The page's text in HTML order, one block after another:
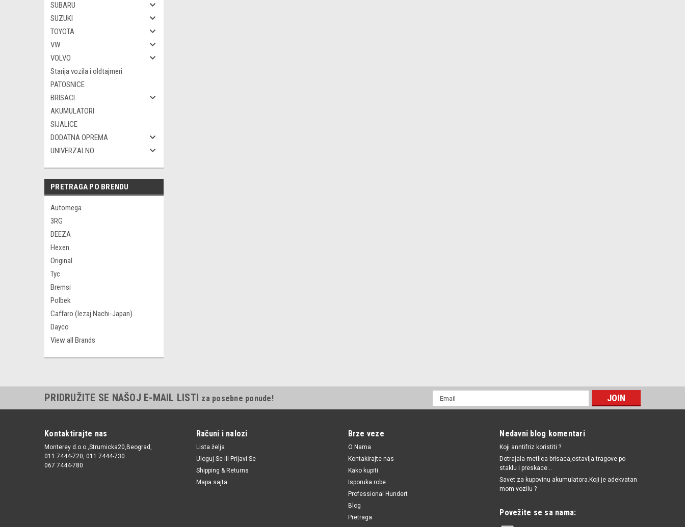
SUBARU
SUZUKI
TOYOTA
VW
VOLVO
Starija vozila i oldtajmeri
PATOSNICE
BRISACI
AKUMULATORI
SIJALICE
DODATNA OPREMA
UNIVERZALNO
PRETRAGA PO BRENDU
Automega
3RG
DEEZA
Hexen
Original
Tyc
Bremsi
Polbek
Caffaro (lezaj Nachi-Japan)
Dayco
View all Brands
PRIDRUŽITE SE NAŠOJ E-MAIL LISTI za posebne ponude!
mail
Kontaktirajte nas
Monterey d.o.o.,Strumicka20,Beograd,
011 7444-720, 011 7444-730
067 7444-780
Računi i nalozi
Lista želja
Uloguj Se ili Prijavi Se
Shipping & Returns
Mapa sajta
Brze veze
O Nama
Kontakirajte nas
Kako kupiti
Isporuka robe
Professional Hundert
Blog
Pretraga
Nedavni blog komentari
Koji anntifriz koristiti ?
Dotrajala metlica brisaca,ostavlja tragove po
staklu i preskace...
Savet za kupovinu akumulatora.Koji je adekvatan
mom vozilu ?
Povežite se sa nama: